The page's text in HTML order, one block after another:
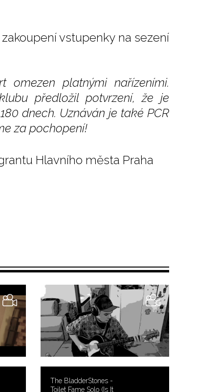
vstupenky na sezení
platnými nařízeními.
předložil potvrzení, že je
dnech. Uznáván je také PCR
za pochopení!
Hlavního města Praha
The BladderStones -
Toilet Fame Solo (Is It